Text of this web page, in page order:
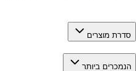
סדרת מוצרים
הנמכרים ביותר